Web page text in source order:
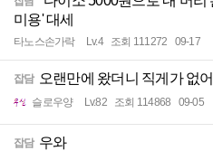
미용' 대세
타노스손가락 Lv.4 조회 111272 09-17
잡담 오랜만에 왔더니 직게가 없
슬로우양 Lv.82 조회 114868 09-05
잡담 우와